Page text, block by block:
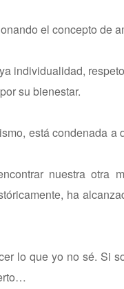
el concepto de
individualidad,
su bienestar.
está condenada a
nuestra otra
ha
lo que yo no sé. Si